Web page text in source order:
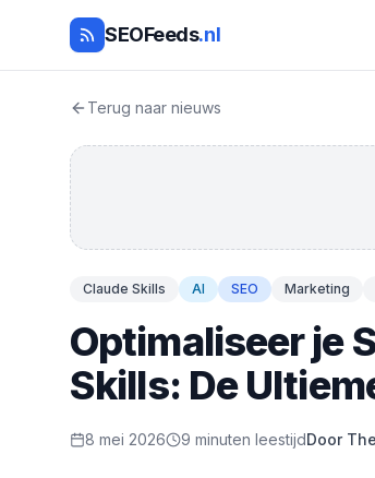
SEOFeeds.nl
Terug naar nieuws
Claude Skills AI SEO Marketing
Optimaliseer je
Skills: De
8 mei 2026 9 minuten leestijdDoor